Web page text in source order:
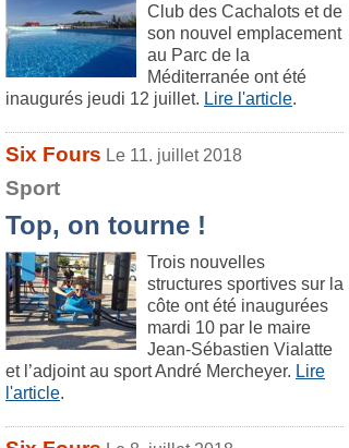
Club des Cachalots et de
son nouvel emplacement
au Parc de la
Méditerranée ont été
inaugurés jeudi 12 juillet. Lire l'article.
Six Fours Le 11. juillet 2018
Sport
Top, on tourne !
Trois nouvelles
structures sportives sur la
côte ont été inaugurées
mardi 10 par le maire
Jean-Sébastien Vialatte
et l’adjoint au sport André Mercheyer. Lire
l'article.